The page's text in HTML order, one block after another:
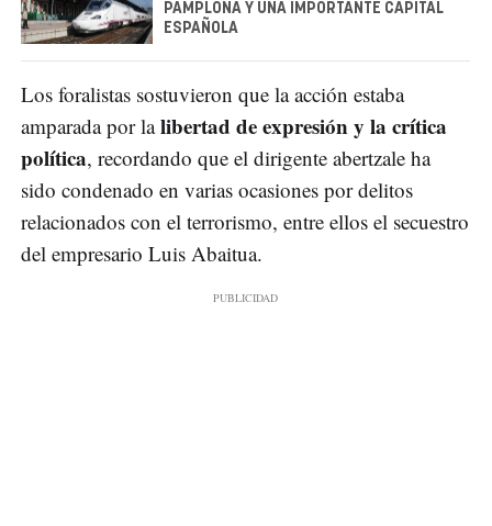
PAMPLONA Y UNA IMPORTANTE CAPITAL
ESPAÑOLA
Los foralistas sostuvieron que la acción estaba
amparada por lalibertad de expresión y la crítica
política, recordando que el dirigente abertzale ha
sido condenado en varias ocasiones por delitos
relacionados con el terrorismo, entre ellos el secuestro
del empresario Luis Abaitua.